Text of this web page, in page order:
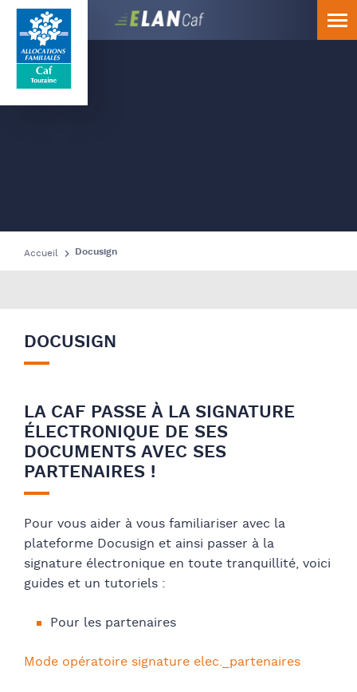
Caf
Touraine
Accueil Docusign
DOCUSIGN
LA CAF PASSE À LA SIGNATURE
ÉLECTRONIQUE DE SES
DOCUMENTS AVEC SES
PARTENAIRES !
Pour vous aider à vous familiariser avec la
plateforme Docusign et ainsi passer à la
signature électronique en toute tranquillité, voici
guides et un tutoriels :
Pour les partenaires
Mode opératoire signature elec._partenaires